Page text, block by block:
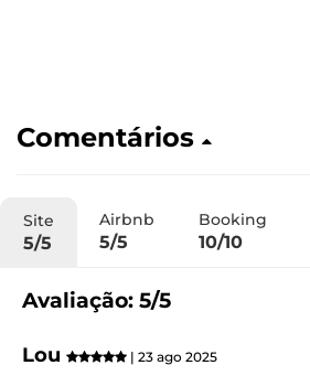
Comentários
Site
5/5
Airbnb
5/5
Booking
10/10
Avaliação: 5/5
Lou | 23 ago 2025